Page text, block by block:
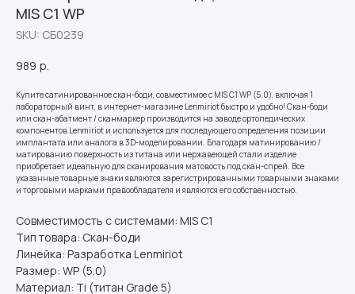
MIS C1 WP
SKU: СБ0239
989 р.
Купите сатинированное скан-боди, совместимое с MIS C1 WP (5.0), включая 1
лабораторный винт, в интернет-магазине Lenmiriot быстро и удобно! Скан-боди
или скан-абатмент / сканмаркер производится на заводе ортопедических
компонентов Lenmiriot и используется для последующего определения позиции
имплантата или аналога в 3D-моделировании. Благодаря матинированию /
матированию поверхность из титана или нержавеющей стали изделие
приобретает идеальную для сканирования матовость под скан-спрей. Все
указанные товарные знаки являются зарегистрированными товарными знаками
и торговыми марками правообладателя и являются его собственностью.
Совместимость с системами: MIS C1
Тип товара: Скан-боди
Линейка: Разработка Lenmiriot
Размер: WP (5.0)
Материал: Ti (титан Grade 5)